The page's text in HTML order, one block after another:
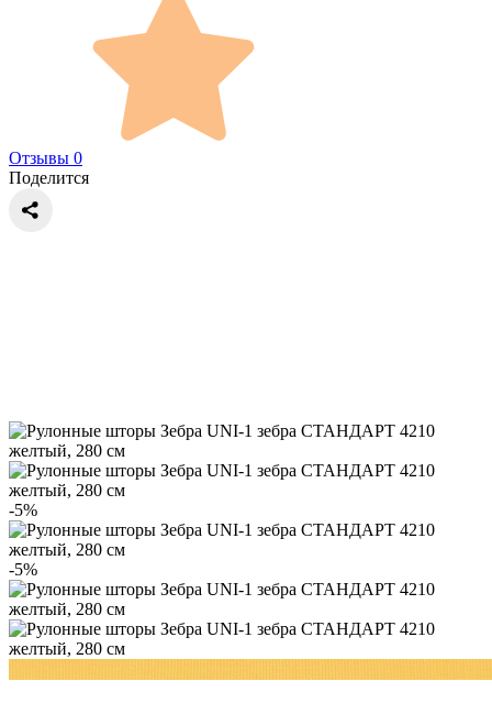
Отзывы 0
Поделится
-5%
-5%